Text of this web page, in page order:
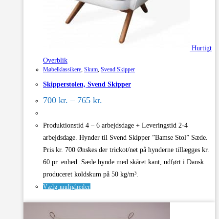
Hurtigt
Overblik
Møbelklassikere, Skum, Svend Skipper
Skipperstolen, Svend Skipper
700 kr. – 765 kr.
765 kr.
Produktionstid 4 – 6 arbejdsdage + Leveringstid 2-4
arbejdsdage. Hynder til Svend Skipper ”Bamse Stol” Sæde.
Pris kr. 700 Ønskes der trickot/net på hynderne tillægges kr.
60 pr. enhed. Sæde hynde med skåret kant, udført i Dansk
produceret koldskum på 50 kg/m³.
Vælg muligheder